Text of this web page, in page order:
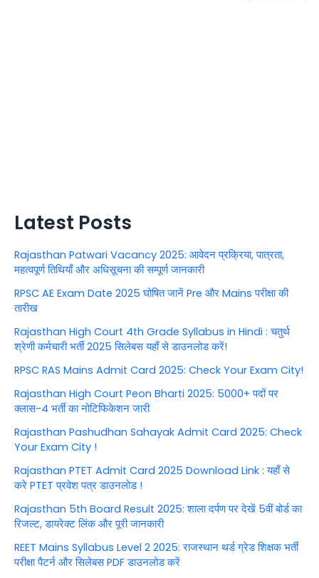
Latest Posts
Rajasthan Patwari Vacancy 2025: आवेदन प्रक्रिया, पात्रता,
महत्वपूर्ण तिथियाँ और अधिसूचना की सम्पूर्ण जानकारी
RPSC AE Exam Date 2025 घोषित जानें Pre और Mains परीक्षा की
तारीख
Rajasthan High Court 4th Grade Syllabus in Hindi : चतुर्थ
श्रेणी कर्मचारी भर्ती 2025 सिलेबस यहाँ से डाउनलोड करें!
RPSC RAS Mains Admit Card 2025: Check Your Exam City!
Rajasthan High Court Peon Bharti 2025: 5000+ पदों पर
क्लास-4 भर्ती का नोटिफिकेशन जारी
Rajasthan Pashudhan Sahayak Admit Card 2025: Check
Your Exam City !
Rajasthan PTET Admit Card 2025 Download Link : यहाँ से
करे PTET प्रवेश पत्र डाउनलोड !
Rajasthan 5th Board Result 2025: शाला दर्पण पर देखें 5वीं बोर्ड का
रिजल्ट, डायरेक्ट लिंक और पूरी जानकारी
REET Mains Syllabus Level 2 2025: राजस्थान थर्ड ग्रेड शिक्षक भर्ती
परीक्षा पैटर्न और सिलेबस PDF डाउनलोड करें